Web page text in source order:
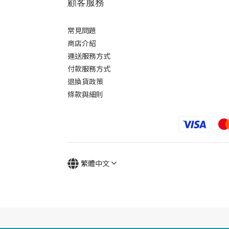
常見問題
商店介紹
運送服務方式
付款服務方式
退換貨政策
條款與細則
繁體中文